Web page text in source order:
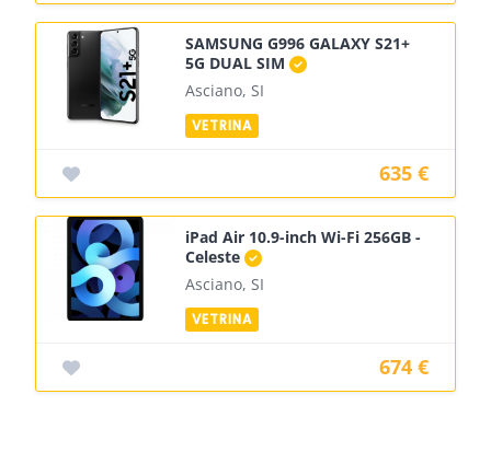
SAMSUNG G996 GALAXY S21+
5G DUAL SIM
Asciano, SI
635 €
iPad Air 10.9-inch Wi-Fi 256GB -
Celeste
Asciano, SI
674 €